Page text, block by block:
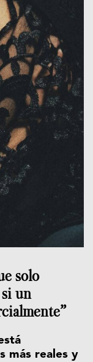
solo
un
más reales y